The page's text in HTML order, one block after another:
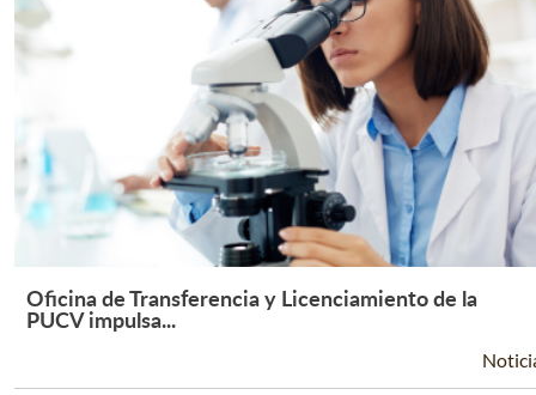
Leer Más +
Oficina de Transferencia y Licenciamiento de la
PUCV impulsa...